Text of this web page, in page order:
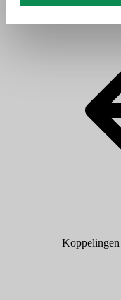
Koppelingen